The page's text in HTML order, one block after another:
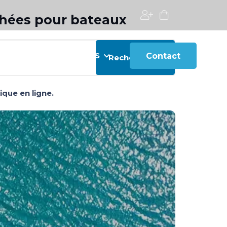
SERVICES Contact
pour bateaux
Rechercher
en ligne.